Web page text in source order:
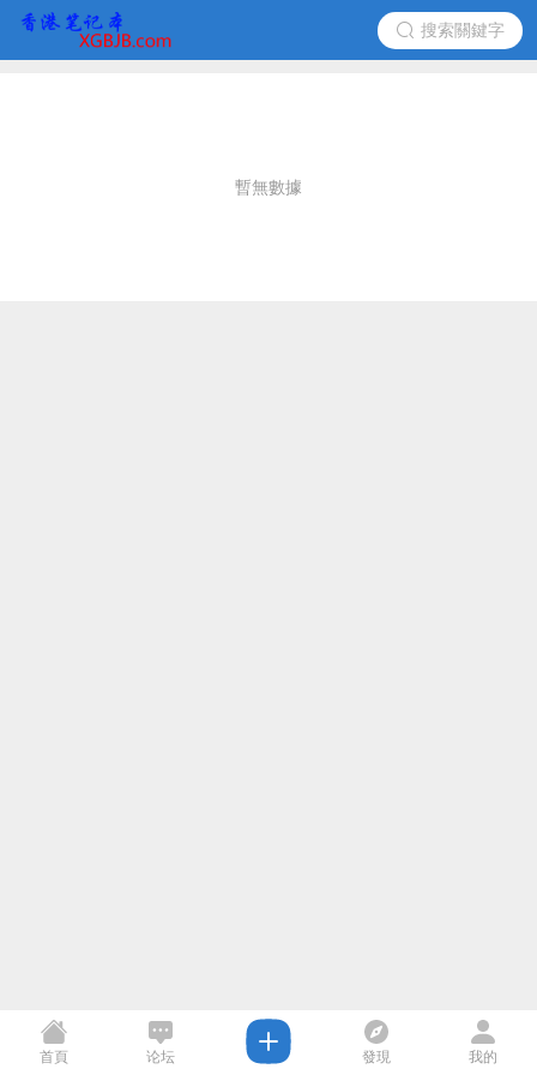
搜索關鍵字
暫無數據
首頁 论坛 發現 我的